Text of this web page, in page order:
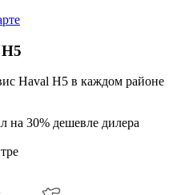
Haval H5 в каждом районе
на 30% дешевле дилера